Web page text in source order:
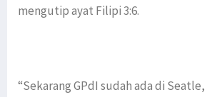
mengutip ayat Filipi 3:6.
“Sekarang GPdI sudah ada di Seatle,